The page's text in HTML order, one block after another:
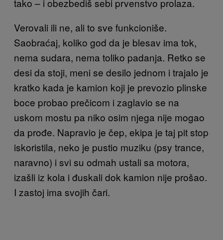
Verovali ili ne, ali to sve funkcioniše.
Saobraćaj, koliko god da je blesav ima tok,
nema sudara, nema toliko padanja. Retko se
desi da stoji, meni se desilo jednom i trajalo je
kratko kada je kamion koji je prevozio plinske
boce probao prečicom i zaglavio se na
uskom mostu pa niko osim njega nije mogao
da prođe. Napravio je čep, ekipa je taj pit stop
iskoristila, neko je pustio muziku (psy trance,
naravno) i svi su odmah ustali sa motora,
izašli iz kola i đuskali dok kamion nije prošao.
I zastoj ima svojih čari.